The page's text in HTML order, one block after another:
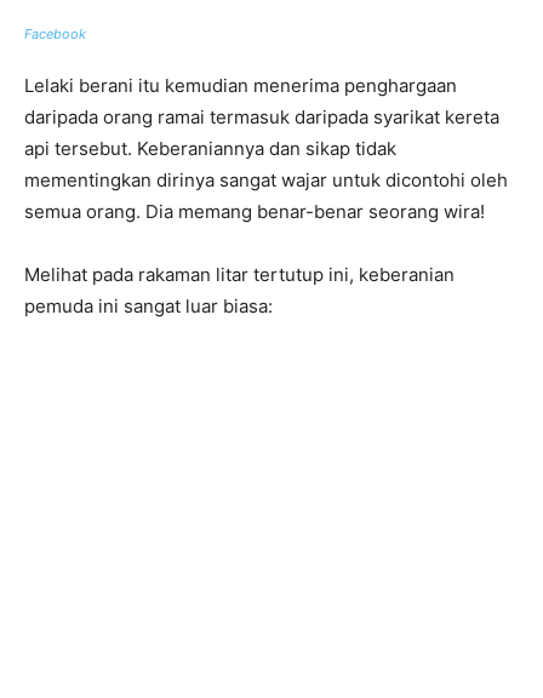
Facebook
Lelaki berani itu kemudian menerima penghargaan
daripada orang ramai termasuk daripada syarikat kereta
api tersebut. Keberaniannya dan sikap tidak
mementingkan dirinya sangat wajar untuk dicontohi oleh
semua orang. Dia memang benar-benar seorang wira!
Melihat pada rakaman litar tertutup ini, keberanian
pemuda ini sangat luar biasa: